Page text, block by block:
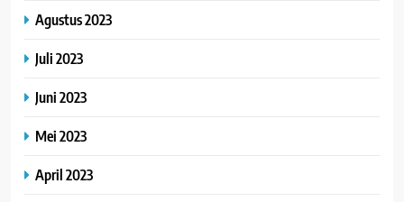
Agustus 2023
Juli 2023
Juni 2023
Mei 2023
April 2023